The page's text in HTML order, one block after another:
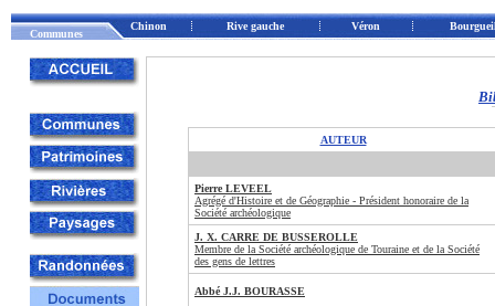
Communes
Chinon Rive gauche Véron
AUTEUR
Pierre LEVEEL
Agrégé d'Histoire et de Géographie - Président honoraire de la
Société archéologique
J. X. CARRE DE BUSSEROLLE
Membre de la Société archéologique de Touraine et de la Société
des gens de lettres
Abbé J.J. BOURASSE